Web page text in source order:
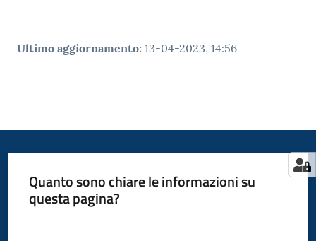
Ultimo aggiornamento: 13-04-2023, 14:56
Quanto sono chiare le informazioni su
questa pagina?